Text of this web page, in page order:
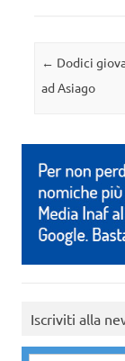
Navigazione
← Dodici
ad Asiago
Iscriviti alla